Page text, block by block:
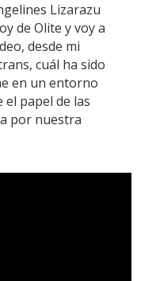
Lizarazu
de Olite y voy a
desde mi
cuál ha sido
en un entorno
papel de las
por nuestra